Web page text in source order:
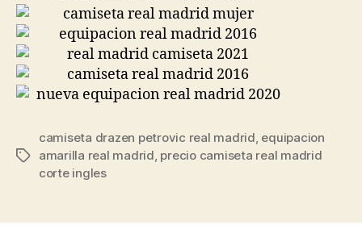
Etiquetas
camiseta drazen petrovic real madrid, equipacion
amarilla real madrid, precio camiseta real madrid
corte ingles